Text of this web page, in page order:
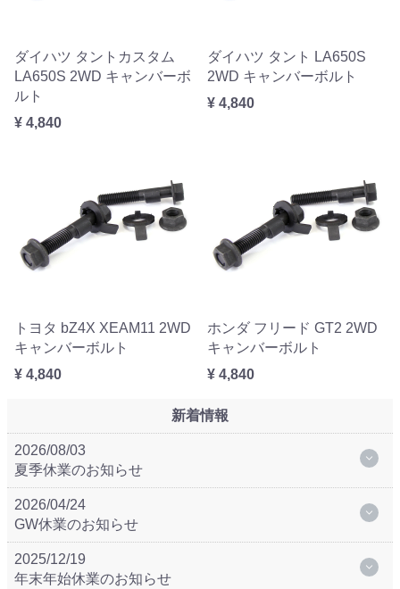
ダイハツ タントカスタム
LA650S 2WD キャンバーボ
ルト
¥ 4,840
ダイハツ タント LA650S
2WD キャンバーボルト
¥ 4,840
トヨタ bZ4X XEAM11 2WD
キャンバーボルト
¥ 4,840
ホンダ フリード GT2 2WD
キャンバーボルト
¥ 4,840
新着情報
2026/08/03
夏季休業のお知らせ
2026/04/24
GW休業のお知らせ
2025/12/19
年末年始休業のお知らせ